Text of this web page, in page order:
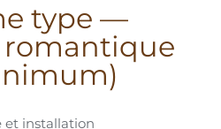
type —
romantique
installation